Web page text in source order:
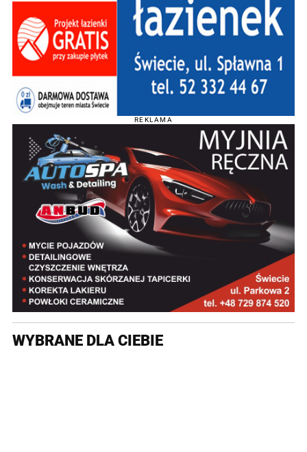
REKLAMA
WYBRANE DLA CIEBIE